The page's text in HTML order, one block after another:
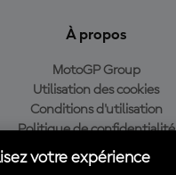
À propos
MotoGP Group
Utilisation des cookies
Conditions d'utilisation
Politique de confidentialité
Politique d’achat
votre expérience